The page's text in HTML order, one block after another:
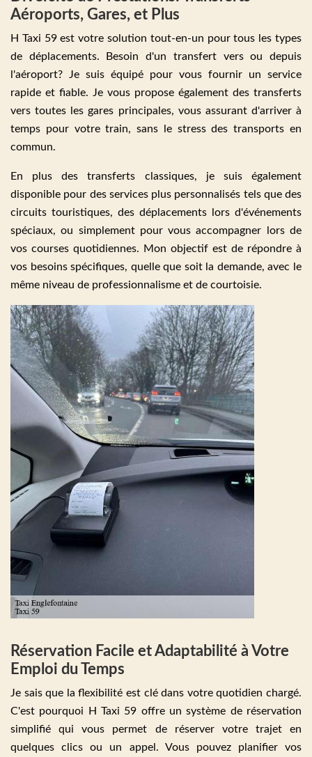
Aéroports, Gares, et Plus
H Taxi 59 est votre solution tout-en-un pour tous les types
de déplacements. Besoin d'un transfert vers ou depuis
l'aéroport? Je suis équipé pour vous fournir un service
rapide et fiable. Je vous propose également des transferts
vers toutes les gares principales, vous assurant d'arriver à
temps pour votre train, sans le stress des transports en
commun.
En plus des transferts classiques, je suis également
disponible pour des services plus personnalisés tels que des
circuits touristiques, des déplacements lors d'événements
spéciaux, ou simplement pour vous accompagner lors de
vos courses quotidiennes. Mon objectif est de répondre à
vos besoins spécifiques, quelle que soit la demande, avec le
même niveau de professionnalisme et de courtoisie.
Réservation Facile et Adaptabilité à Votre
Emploi du Temps
Je sais que la flexibilité est clé dans votre quotidien chargé.
C'est pourquoi H Taxi 59 offre un système de réservation
simplifié qui vous permet de réserver votre trajet en
quelques clics ou un appel. Vous pouvez planifier vos